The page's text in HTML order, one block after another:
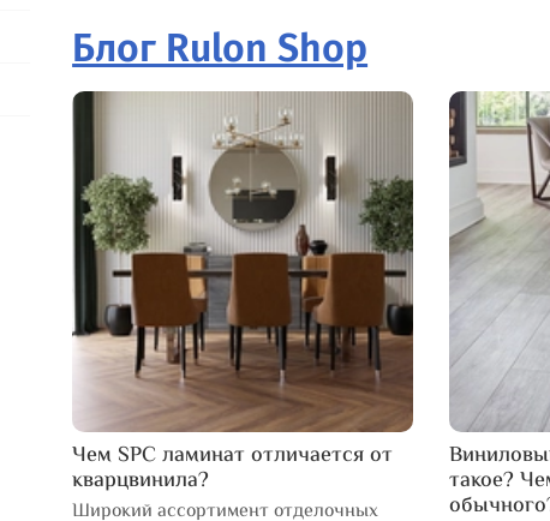
Блог Rulon Shop
Чем SPC ламинат отличается от
кварцвинила?
Широкий ассортимент отделочных
такое?